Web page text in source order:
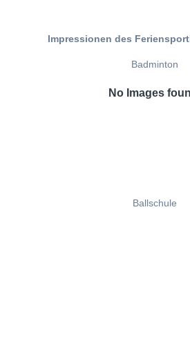
Impressionen des
Badminton
No Images
Ballschule